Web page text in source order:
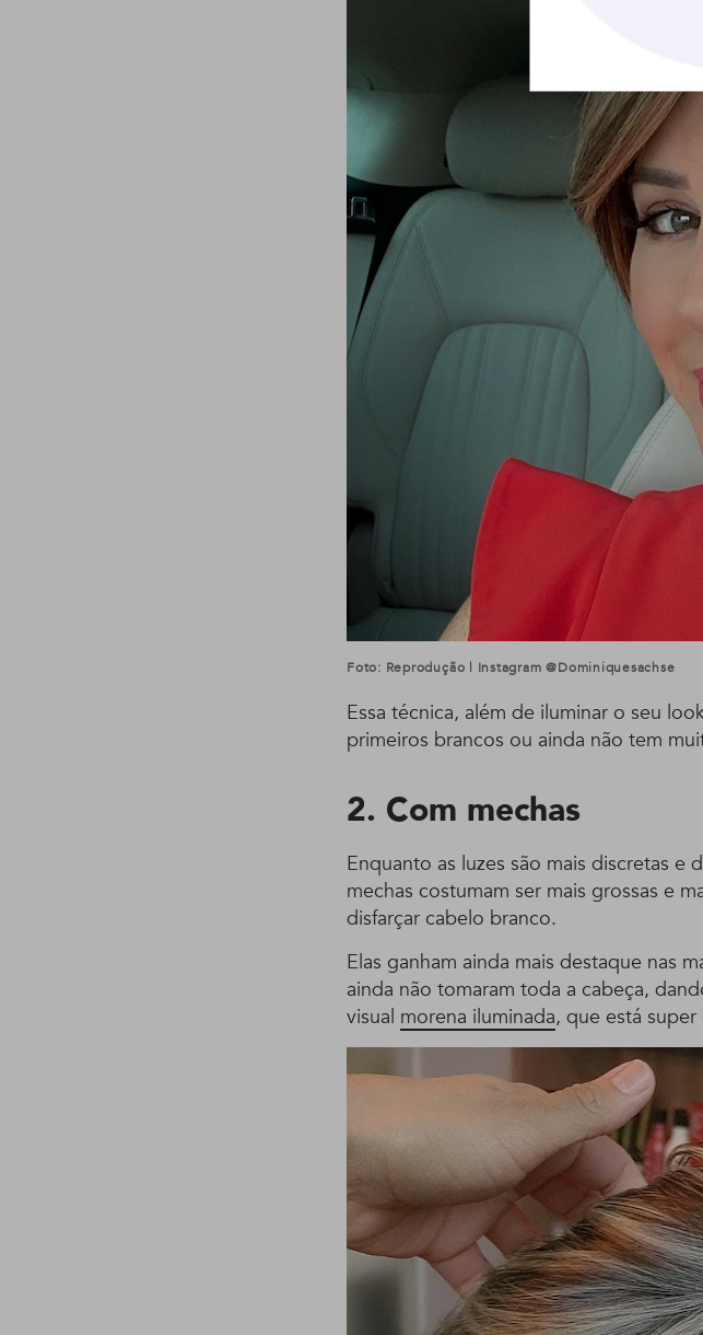
Foto: Reprodução | Instagram @dominiquesachse
Essa técnica, além de iluminar o seu
primeiros brancos ou ainda não tem
2. Com mechas
Enquanto as luzes são mais discretas
mechas costumam ser mais grossas e
disfarçar cabelo branco.
Elas ganham ainda mais destaque nas
ainda não tomaram toda a cabeça,
visual morena iluminada, que está